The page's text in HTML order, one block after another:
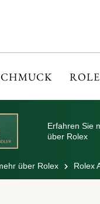
Erfahren Sie
über Rolex
über Rolex Rolex